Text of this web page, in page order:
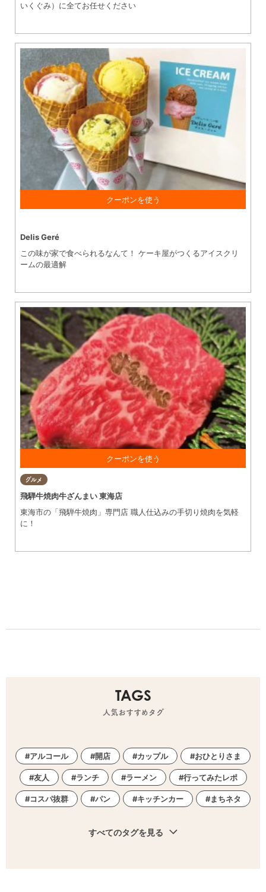
いくぐみ）に全てお任せください
Delis Geré
この味が家で食べられるなんて！ ケーキ屋がつくるアイスクリ
ームの最適解
ソフトドリンク 1人1杯無料
グルメ
飛騨牛焼肉牛ざんまい 東海店
東海市の「飛騨牛焼肉」専門店 職人仕込みの手切り焼肉を気軽
に！
TAGS
人気おすすめタグ
アルコール 開店 カップル おひとりさま
友人 ランチ ラーメン 行ってみたレポ
コスパ抜群 パン キッチンカー まちネタ
すべてのタグを見る